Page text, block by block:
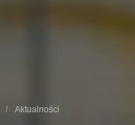
Aktualności